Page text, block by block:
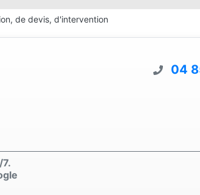
de devis, d'intervention
04